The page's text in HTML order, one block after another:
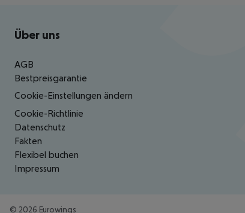
Footer navigation
Über uns
AGB
Bestpreisgarantie
Cookie-Einstellungen ändern
Cookie-Richtlinie
Datenschutz
Fakten
Flexibel buchen
Impressum
© 2026 Eurowings